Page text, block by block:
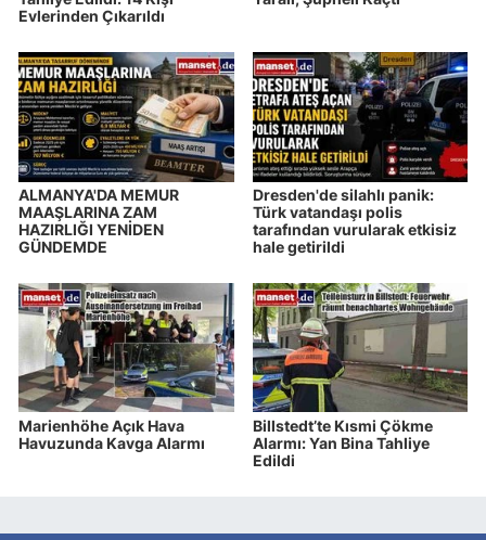
Evlerinden Çıkarıldı
ALMANYA'DA MEMUR
MAAŞLARINA ZAM
HAZIRLIĞI YENİDEN
GÜNDEMDE
Dresden'de silahlı panik:
Türk vatandaşı polis
tarafından vurularak etkisiz
hale getirildi
Marienhöhe Açık Hava
Havuzunda Kavga Alarmı
Billstedt’te Kısmi Çökme
Alarmı: Yan Bina Tahliye
Edildi